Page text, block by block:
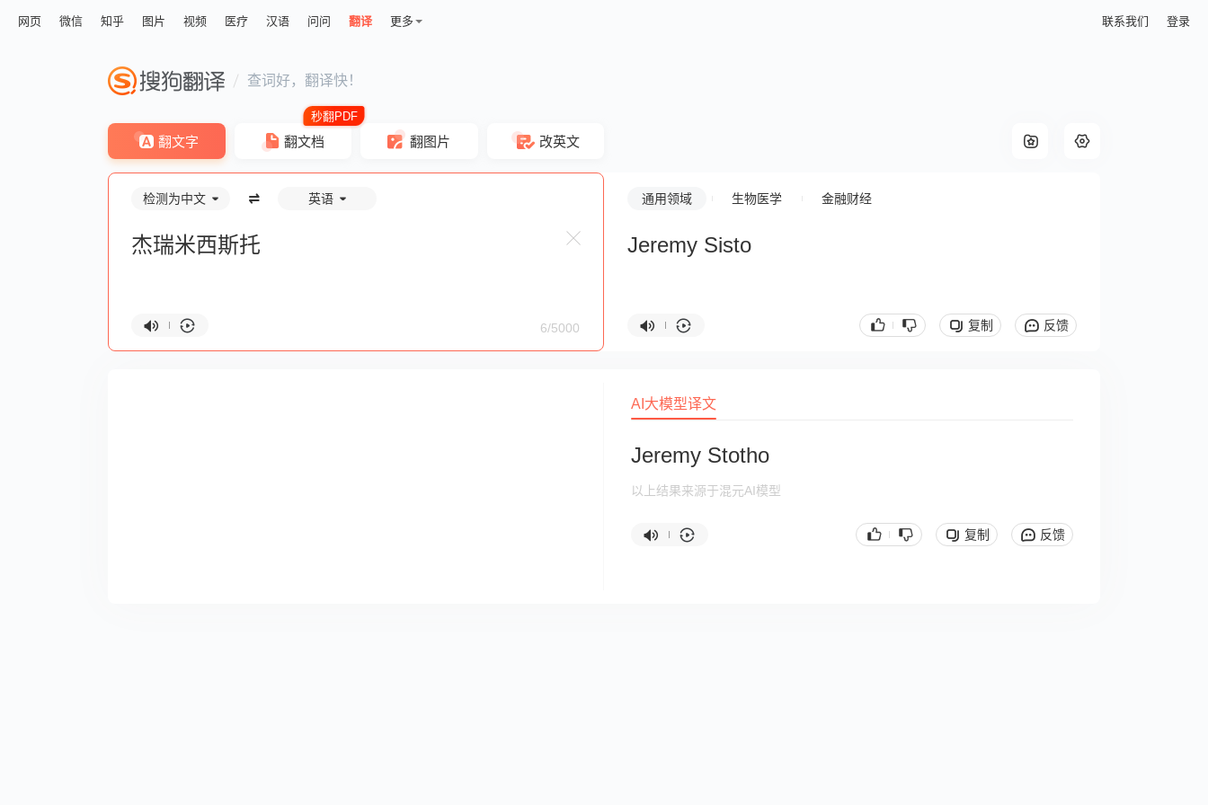
网页 微信 知乎 图片 视频 医疗 汉语 问问 翻译 更多 联系我们 登录
查词好，翻译快！
翻文字 翻文档 翻图片 改英文
检测为中文 英语
6/5000
通用领域 生物医学 金融财经
Jeremy Sisto
复制 反馈
AI大模型译文
Jeremy Stotho
以上结果来源于混元AI模型
复制 反馈